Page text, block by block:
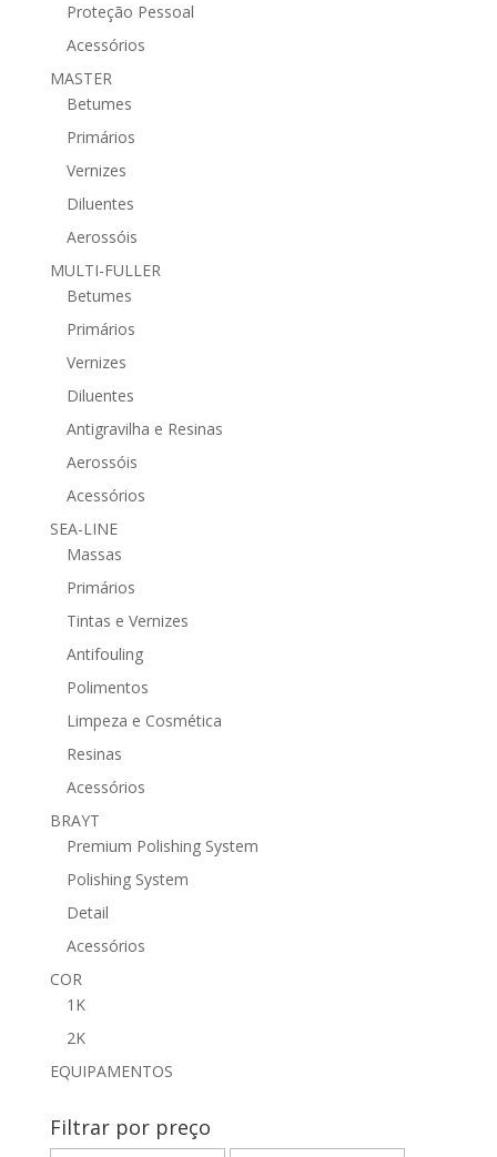
Proteção Pessoal
Acessórios
MASTER
Betumes
Primários
Vernizes
Diluentes
Aerossóis
MULTI-FULLER
Betumes
Primários
Vernizes
Diluentes
Antigravilha e Resinas
Aerossóis
Acessórios
SEA-LINE
Massas
Primários
Tintas e Vernizes
Antifouling
Polimentos
Limpeza e Cosmética
Resinas
Acessórios
BRAYT
Premium Polishing System
Polishing System
Detail
Acessórios
COR
1K
2K
EQUIPAMENTOS
Filtrar por preço